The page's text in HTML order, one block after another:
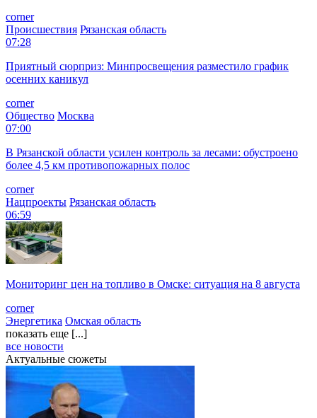
corner
Происшествия Рязанская область
07:28
Приятный сюрприз: Минпросвещения разместило график
осенних каникул
corner
Общество Москва
07:00
В Рязанской области усилен контроль за лесами: обустроено
более 4,5 км противопожарных полос
corner
Нацпроекты Рязанская область
06:59
Мониторинг цен на топливо в Омске: ситуация на 8 августа
corner
Энергетика Омская область
показать еще [...]
все новости
Актуальные сюжеты